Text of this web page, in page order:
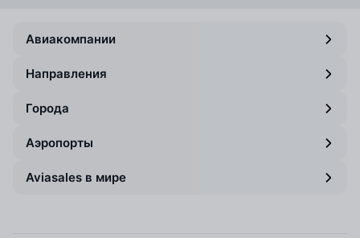
Авиакомпании
Направления
Города
Аэропорты
Aviasales в мире